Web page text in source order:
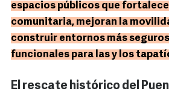
espacios públicos que
comunitaria, mejoran la
construir entornos más
funcionales para las y los
El rescate histórico del